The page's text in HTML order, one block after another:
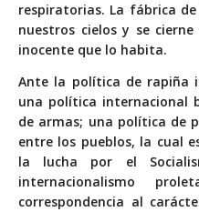
respiratorias. La fábrica
nuestros cielos y se
inocente que lo habita.
Ante la política de rapiña
una política internacional
de armas; una política de
entre los pueblos, la cual
la lucha por el
internacionalismo
correspondencia al